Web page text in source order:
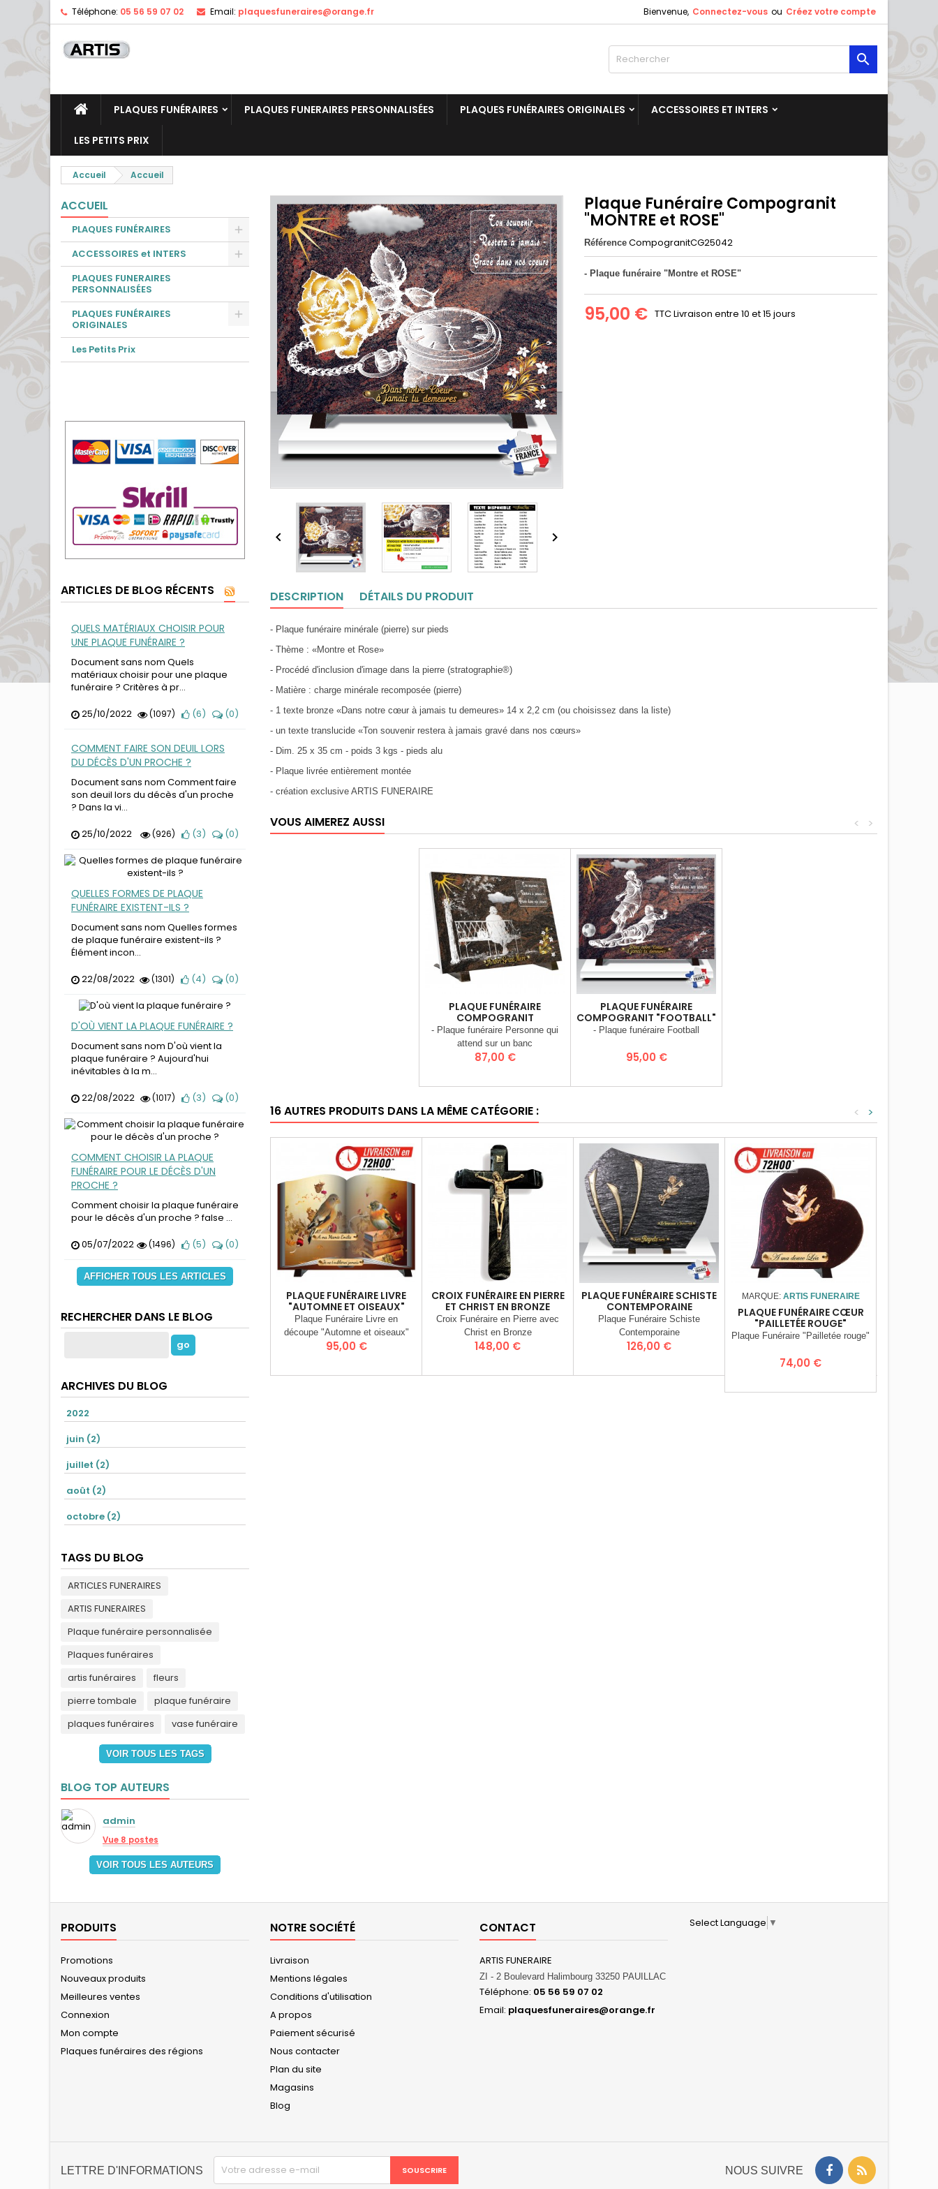
Téléphone: 05 56 59 07 02 Email: plaquesfuneraires@orange.fr Bienvenue, Connectez-vous ou Créez votre compte

PLAQUES FUNÉRAIRES PLAQUES FUNERAIRES PERSONNALISÉES PLAQUES FUNÉRAIRES ORIGINALES ACCESSOIRES ET INTERS
LES PETITS PRIX
Accueil Accueil
ACCUEIL
PLAQUES FUNÉRAIRES
ACCESSOIRES et INTERS
PLAQUES FUNERAIRES
PERSONNALISÉES
PLAQUES FUNÉRAIRES
ORIGINALES
Les Petits Prix
ARTICLES DE BLOG RÉCENTS
QUELS MATÉRIAUX CHOISIR POUR
UNE PLAQUE FUNÉRAIRE ?
Document sans nom Quels
matériaux choisir pour une plaque
funéraire ? Critères à pr...
25/10/2022
(1097) (6) (0)
COMMENT FAIRE SON DEUIL LORS
DU DÉCÈS D'UN PROCHE ?
Document sans nom Comment faire
son deuil lors du décès d'un proche
? Dans la vi...
25/10/2022
(926) (3) (0)
QUELLES FORMES DE PLAQUE
FUNÉRAIRE EXISTENT-ILS ?
Document sans nom Quelles formes
de plaque funéraire existent-ils ?
Élément incon...
22/08/2022
(1301) (4) (0)
D'OÙ VIENT LA PLAQUE FUNÉRAIRE ?
Document sans nom D'où vient la
plaque funéraire ? Aujourd'hui
inévitables à la m...
22/08/2022
(1017) (3) (0)
COMMENT CHOISIR LA PLAQUE
FUNÉRAIRE POUR LE DÉCÈS D'UN
PROCHE ?
Comment choisir la plaque funéraire
pour le décès d'un proche ? false ...
05/07/2022
(1496) (5) (0)
AFFICHER TOUS LES ARTICLES
RECHERCHER DANS LE BLOG
ARCHIVES DU BLOG
2022
juin (2)
juillet (2)
août (2)
octobre (2)
TAGS DU BLOG
ARTICLES FUNERAIRES
ARTIS FUNERAIRES
Plaque funéraire personnalisée
Plaques funéraires
artis funéraires
fleurs
pierre tombale
plaque funéraire
plaques funéraires
vase funéraire
VOIR TOUS LES TAGS
BLOG TOP AUTEURS
admin
Vue 8 postes
VOIR TOUS LES AUTEURS
 
Plaque Funéraire Compogranit
"MONTRE et ROSE"
Référence CompogranitCG25042
- Plaque funéraire "Montre et ROSE"
95,00 € TTCLivraison entre 10 et 15 jours
DESCRIPTION DÉTAILS DU PRODUIT
- Plaque funéraire minérale (pierre) sur pieds
- Thème : «Montre et Rose»
- Procédé d'inclusion d'image dans la pierre (stratographie®)
- Matière : charge minérale recomposée (pierre)
- 1 texte bronze «Dans notre cœur à jamais tu demeures» 14 x 2,2 cm (ou choisissez dans la liste)
- un texte translucide «Ton souvenir restera à jamais gravé dans nos cœurs»
- Dim. 25 x 35 cm - poids 3 kgs - pieds alu
- Plaque livrée entièrement montée
- création exclusive ARTIS FUNERAIRE
VOUS AIMEREZ AUSSI >
<
PLAQUE FUNÉRAIRE
COMPOGRANIT
- Plaque funéraire Personne qui
attend sur un banc
Prix
87,00 €
PLAQUE FUNÉRAIRE
COMPOGRANIT "FOOTBALL"
- Plaque funéraire Football
Prix
95,00 €
16 AUTRES PRODUITS DANS LA MÊME CATÉGORIE : >
<
PLAQUE FUNÉRAIRE LIVRE
"AUTOMNE ET OISEAUX"
Plaque Funéraire Livre en
découpe "Automne et oiseaux"
Prix
95,00 €
CROIX FUNÉRAIRE EN PIERRE
ET CHRIST EN BRONZE
Croix Funéraire en Pierre avec
Christ en Bronze
Prix
148,00 €
PLAQUE FUNÉRAIRE SCHISTE
CONTEMPORAINE
Plaque Funéraire Schiste
Contemporaine
Prix
126,00 €
MARQUE: ARTIS FUNERAIRE
PLAQUE FUNÉRAIRE CŒUR
"PAILLETÉE ROUGE"
Plaque Funéraire "Pailletée rouge"
Prix
74,00 €
PRODUITS
Promotions
Nouveaux produits
Meilleures ventes
Connexion
Mon compte
Plaques funéraires des régions
NOTRE SOCIÉTÉ
Livraison
Mentions légales
Conditions d'utilisation
A propos
Paiement sécurisé
Nous contacter
Plan du site
Magasins
Blog
CONTACT
ARTIS FUNERAIRE
ZI - 2 Boulevard Halimbourg 33250 PAUILLAC
Téléphone: 05 56 59 07 02
Email: plaquesfuneraires@orange.fr
Select Language ▼
LETTRE D'INFORMATIONS NOUS SUIVRE